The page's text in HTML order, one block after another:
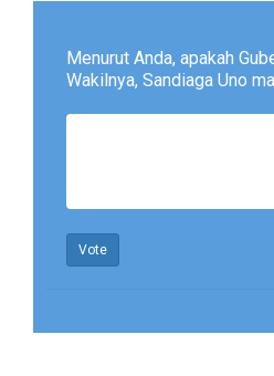
Menurut Anda, apakah
Wakilnya, Sandiaga Uno
Vote